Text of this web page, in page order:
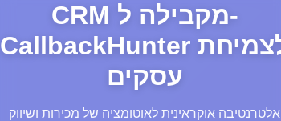
CRM מקבילה ל-
CallbackHunter לצמיחת
עסקים
אלטרנטיבה אוקראינית לאוטומציה של מכירות ושיווק